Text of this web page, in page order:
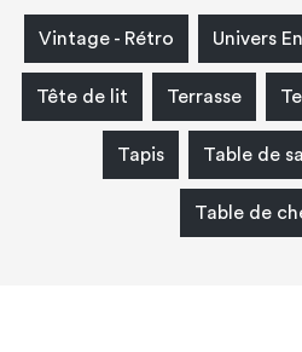
Vintage - Rétro Univers
Tête de lit Terrasse
Tapis Table de
Table de